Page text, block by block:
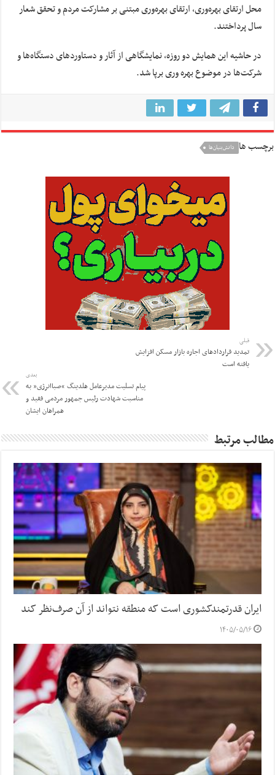
محل ارتقای بهره‌وری، ارتقای بهره‌وری مبتنی بر مشارکت مردم و تحقق شعار
سال پرداختند.
در حاشیه این همایش دو روزه، نمایشگاهی از آثار و دستاوردهای دستگاه‌ها و
شرکت‌ها در موضوع بهره وری برپا شد.
برچسب ها دانش‌بنیان‌ها
قبلی
تمدید قرارداد‌های اجاره بازار مسکن افزایش
یافته است
بعدی
پیام تسلیت مدیرعامل هلدینگ “صباانرژی” به
مناسبت شهادت رئیس جمهور مردمی فقید و
همراهان ایشان
مطالب مرتبط
ایران قدرتمندکشوری است که منطقه نتواند از آن صرف‌نظر کند
۱۴۰۵/۰۵/۱۶